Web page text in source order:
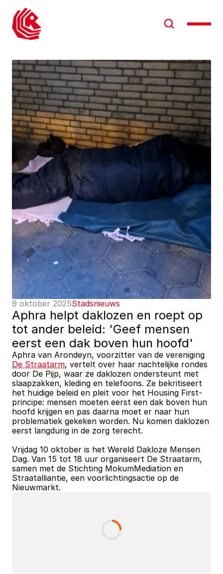
9 oktober 2025Stadsnieuws
Aphra helpt daklozen en roept op
tot ander beleid: 'Geef mensen
eerst een dak boven hun hoofd'
De Straatarm, vertelt over haar nachtelijke rondes
door De Pijp, waar ze daklozen ondersteunt met
slaapzakken, kleding en telefoons. Ze bekritiseert
het huidige beleid en pleit voor het Housing First-
principe: mensen moeten eerst een dak boven hun
hoofd krijgen en pas daarna moet er naar hun
problematiek gekeken worden. Nu komen daklozen
eerst langdurig in de zorg terecht.
Vrijdag 10 oktober is het Wereld Dakloze Mensen
Dag. Van 15 tot 18 uur organiseert De Straatarm,
samen met de Stichting MokumMediation en
Straatalliantie, een voorlichtingsactie op de
Nieuwmarkt.